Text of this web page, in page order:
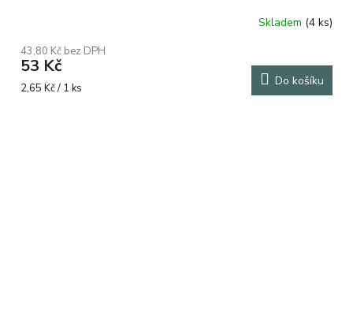
Skladem (4 ks)
43,80 Kč bez DPH
53 Kč
Měrná
2,65 Kč / 1 ks Do košíku